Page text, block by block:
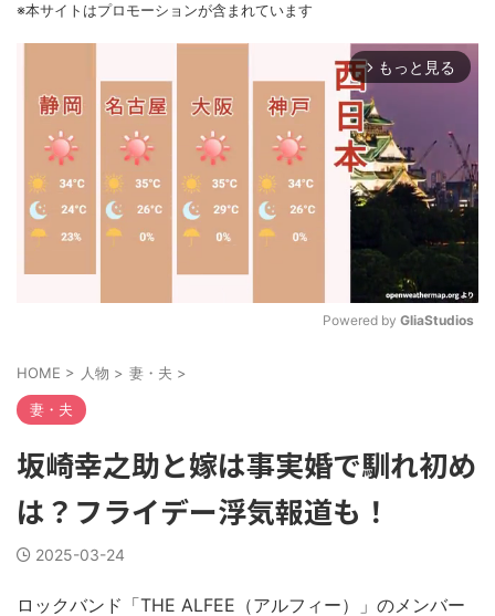
※本サイトはプロモーションが含まれています
arrow_forward_ios もっと見る
Powered by GliaStudios
HOME > 人物 > 妻・夫 >
妻・夫
坂崎幸之助と嫁は事実婚で馴れ初め
は？フライデー浮気報道も！
2025-03-24
ロックバンド「THE ALFEE（アルフィー）」のメンバー